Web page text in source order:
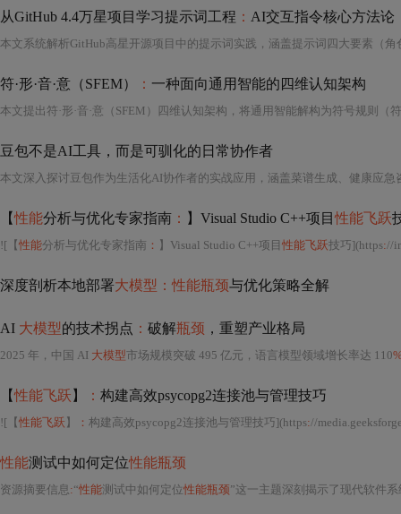
从GitHub 4.4万星项目学习提示词工程 ： AI交互指令核心方法论
符·形·音·意（SFEM） ： 一种面向通用智能的四维认知架构
豆包不是AI工具，而是可驯化的日常协作者
【性能分析与优化专家指南 ： 】Visual Studio C++项目性能飞跃
![【性能分析与优化专家指南 ： 】Visual Studio C++项目 性能飞跃技巧](https://
深度剖析本地部署大模型：性能瓶颈与优化策略全解
AI 大模型的技术拐点 ： 破解瓶颈 ，重塑产业格局
2025 年，中国 AI 大模型市场规模突破 495 亿元，语言模型领域增长率达 110
【性能飞跃 】 ： 构建高效psycopg2连接池与管理技巧
![【性能飞跃 】 ： 构建高效psycopg2连接池与管理技巧](https://
性能测试中如何定位性能瓶颈
资源摘要信息:“性能测试中如何定位性能瓶颈”这一主题深刻揭示了现代软件